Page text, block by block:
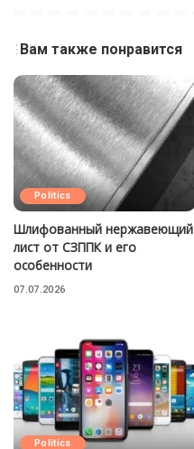
Вам также понравится
Politics
Шлифованный нержавеющий
лист от СЗППК и его
особенности
07.07.2026
Politics